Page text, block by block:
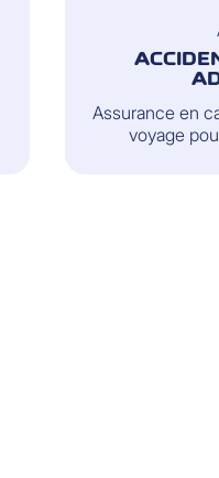
Assurance en
voyage